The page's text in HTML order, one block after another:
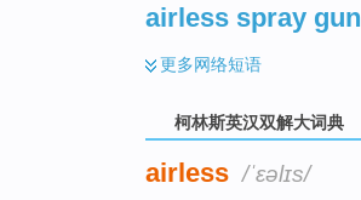
airless spray gun
更多网络短语
柯林斯英汉双解大词典
airless /ˈɛəlɪs/